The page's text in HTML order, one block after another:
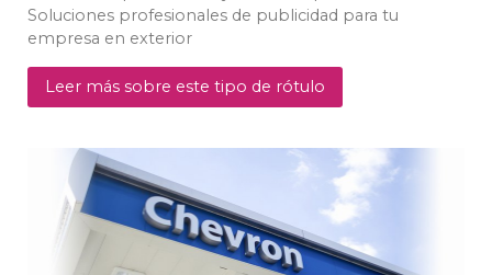
Soluciones profesionales de publicidad para tu
empresa en exterior
Leer más sobre este tipo de rótulo